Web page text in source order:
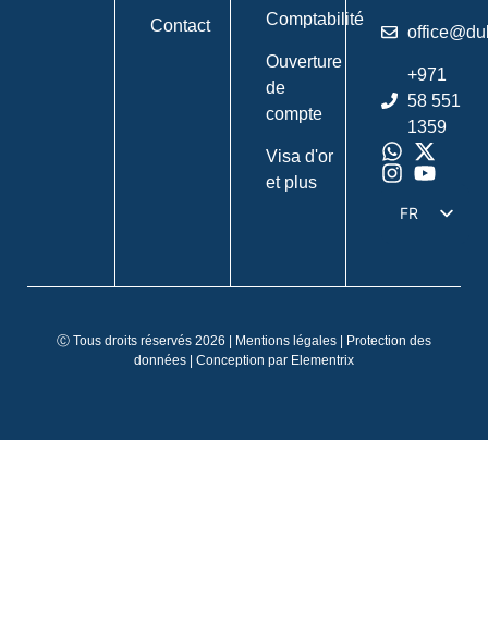
Contact Comptabilité
Ouverture
de
compte
Visa d'or
et plus
+971
58 551
1359
FR
EN
Ⓒ Tous droits réservés 2026 | Mentions légales | Protection des
données | Conception par Elementrix